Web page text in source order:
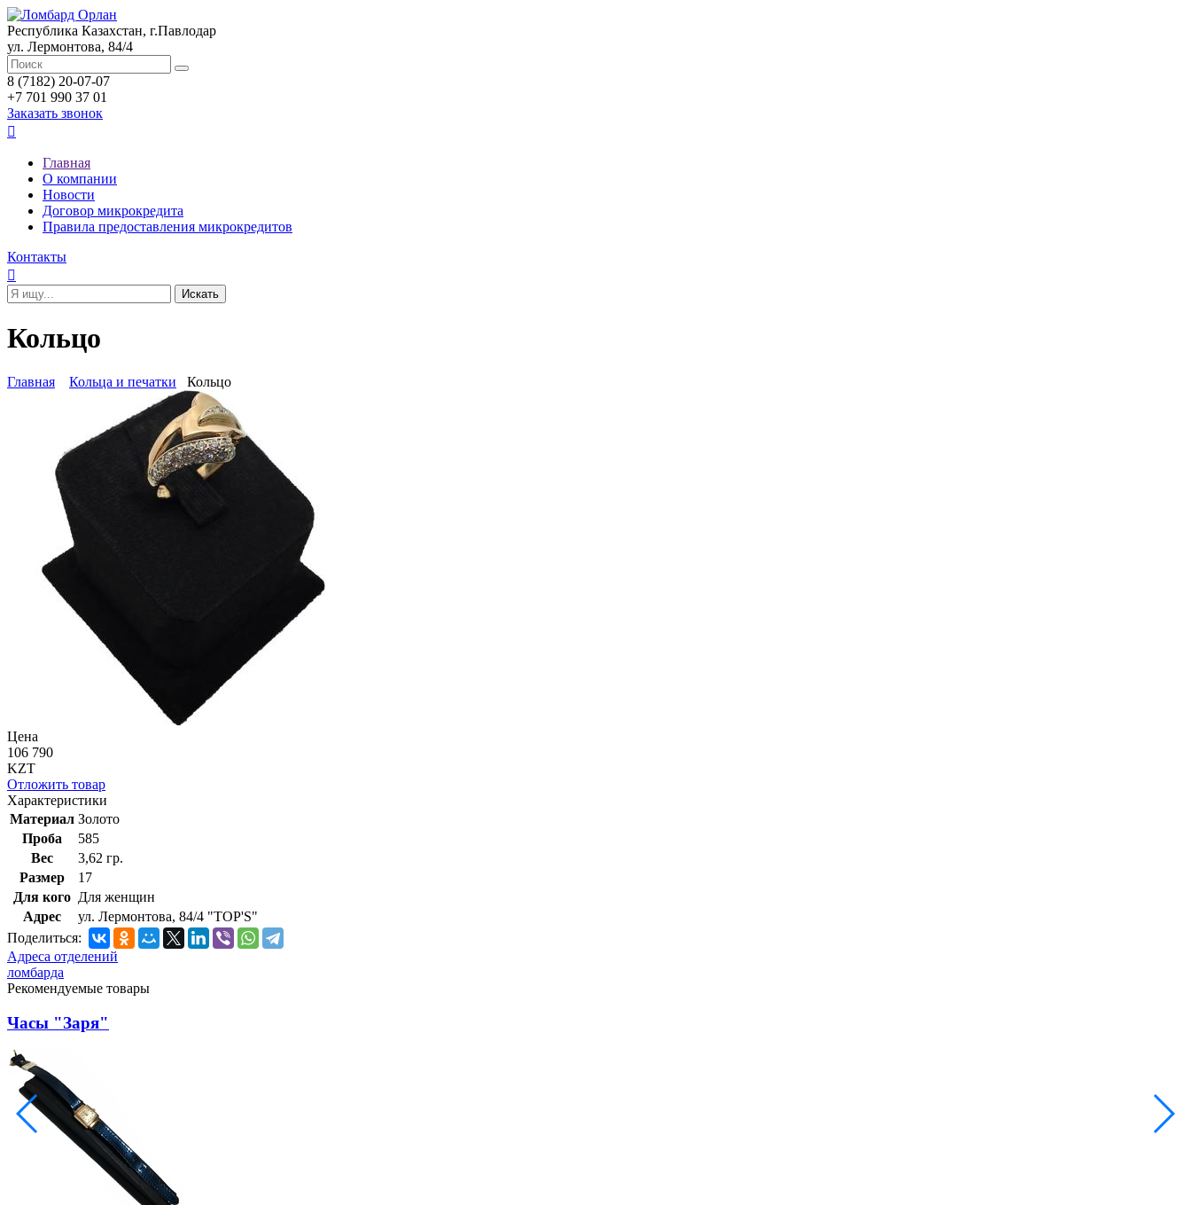
Республика Казахстан, г.Павлодар
ул. Лермонтова, 84/4
8 (7182) 20-07-07
+7 701 990 37 01
Заказать звонок

Главная
О компании
Новости
Договор микрокредита
Правила предоставления микрокредитов
Контакты

Кольцо
Главная Кольца и печатки Кольцо
Цена
106 790
KZT
Отложить товар
Характеристики
Материал Золото
Проба
585
Вес
3,62 гр.
Размер
17
Для кого Для женщин
Адрес
ул. Лермонтова, 84/4 "TOP'S"
Поделиться:
Адреса отделений
ломбарда
Рекомендуемые товары
Часы "Заря"